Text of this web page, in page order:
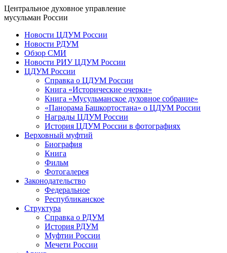
Центральное духовное управление
мусульман России
Новости ЦДУМ России
Новости РДУМ
Обзор СМИ
Новости РИУ ЦДУМ России
ЦДУМ России
Справка о ЦДУМ России
Книга «Исторические очерки»
Книга «Мусульманское духовное собрание»
«Панорама Башкортостана» о ЦДУМ России
Награды ЦДУМ России
История ЦДУМ России в фотографиях
Верховный муфтий
Биография
Книга
Фильм
Фотогалерея
Законодательство
Федеральное
Республиканское
Структура
Справка о РДУМ
История РДУМ
Муфтии России
Мечети России